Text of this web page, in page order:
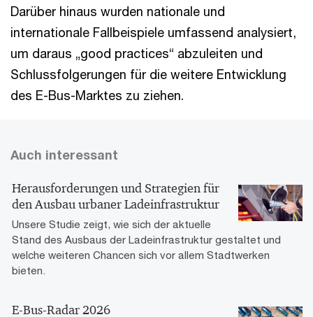
Darüber hinaus wurden nationale und
internationale Fallbeispiele umfassend analysiert,
um daraus „good practices“ abzuleiten und
Schlussfolgerungen für die weitere Entwicklung
des E-Bus-Marktes zu ziehen.
Auch interessant
Herausforderungen und Strategien für
den Ausbau urbaner Ladeinfrastruktur
Unsere Studie zeigt, wie sich der aktuelle
Stand des Ausbaus der Ladeinfrastruktur gestaltet und
welche weiteren Chancen sich vor allem Stadtwerken
bieten.
E-Bus-Radar 2026